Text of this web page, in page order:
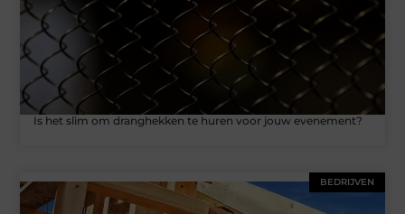
Is het slim om dranghekken te huren voor jouw evenement?
BEDRIJVEN